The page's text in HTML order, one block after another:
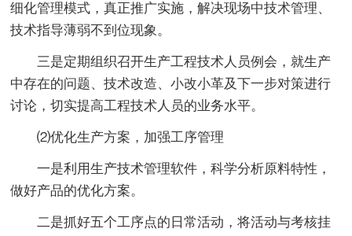
细化管理模式，真正推广实施，解决现场中技术管理、
技术指导薄弱不到位现象。
三是定期组织召开生产工程技术人员例会，就生产
中存在的问题、技术改造、小改小革及下一步对策进行
讨论，切实提高工程技术人员的业务水平。
⑵优化生产方案，加强工序管理
一是利用生产技术管理软件，科学分析原料特性，
做好产品的优化方案。
二是抓好五个工序点的日常活动，将活动与考核挂